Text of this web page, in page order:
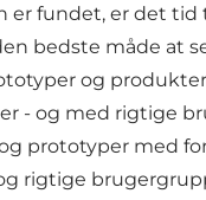
er fundet, er det tid
bedste måde at
og
- og med rigtige
prototyper med
rigtige